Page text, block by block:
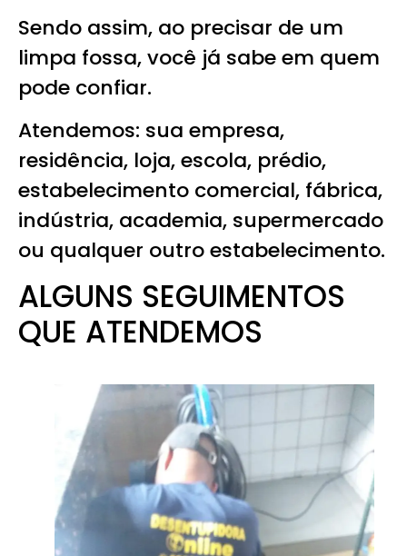
Sendo assim, ao precisar de um
limpa fossa, você já sabe em quem
pode confiar.
Atendemos: sua empresa,
residência, loja, escola, prédio,
estabelecimento comercial, fábrica,
indústria, academia, supermercado
ou qualquer outro estabelecimento.
ALGUNS SEGUIMENTOS
QUE ATENDEMOS